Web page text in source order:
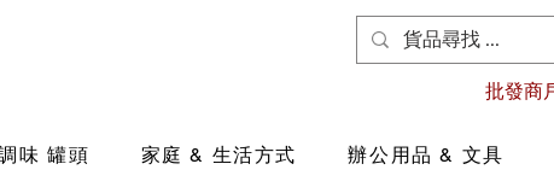
味 罐頭 家庭 & 生活方式 辦公用品 & 文具